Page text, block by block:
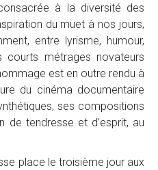
à la diversité des
du muet à nos jours,
entre lyrisme, humour,
courts métrages novateurs
est en outre rendu à
du cinéma documentaire
ses compositions
de tendresse et d’esprit, au
place le troisième jour aux